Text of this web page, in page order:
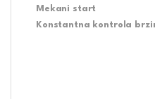
Mekani start
Konstantna kontrola